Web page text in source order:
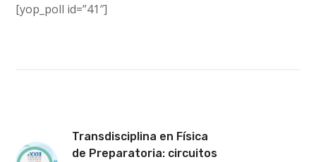
[yop_poll id=”41″]
Transdisciplina en Física
de Preparatoria: circuitos